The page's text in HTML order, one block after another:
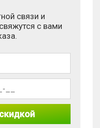
связи и
с вами